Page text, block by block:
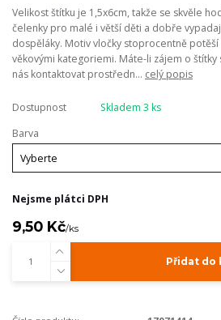
Velikost štítku je 1,5x6cm, takže se skvěle
čelenky pro malé i větší děti a dobře
dospěláky. Motiv vločky stoprocentně potěší
věkovými kategoriemi. Máte-li zájem o
nás kontaktovat prostředn... celý popis
Dostupnost
Skladem 3 ks
Barva
Nejsme plátci DPH
9,50 Kč/ks
Přidat do